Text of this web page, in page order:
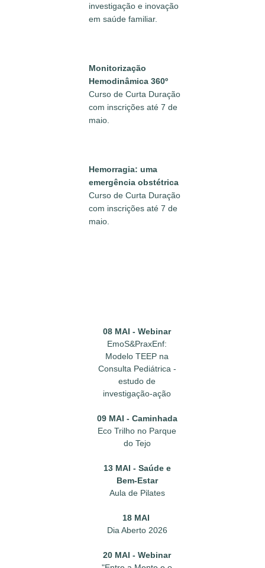
investigação e inovação
em saúde familiar.
Monitorização
Hemodinâmica 360º
Curso de Curta Duração
com inscrições até 7 de
maio.
Hemorragia: uma
emergência obstétrica
Curso de Curta Duração
com inscrições até 7 de
maio.
08 MAI - Webinar
EmoS&PraxEnf:
Modelo TEEP na
Consulta Pediátrica -
estudo de
investigação-ação
09 MAI - Caminhada
Eco Trilho no Parque
do Tejo
13 MAI - Saúde e
Bem-Estar
Aula de Pilates
18 MAI
Dia Aberto 2026
20 MAI - Webinar